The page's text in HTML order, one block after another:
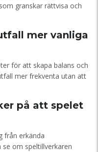
granskar rättvisa och
mer vanliga
för att skapa balans och
mer frekventa utan att
på att spelet
från erkända
om speltillverkaren